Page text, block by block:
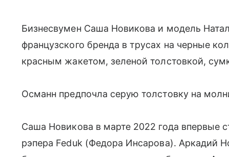
Бизнесвумен Саша Новикова и модель
французского бренда в трусах на черные
красным жакетом, зеленой толстовкой,
Османн предпочла серую толстовку на
Саша Новикова в марте 2022 года впервые
рэпера Feduk (Федора Инсарова). Аркадий